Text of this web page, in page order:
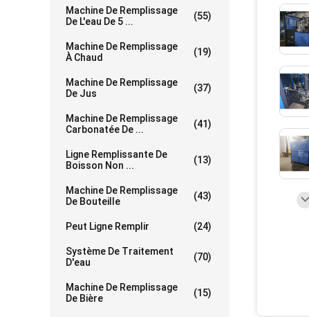
Machine De Remplissage
De L'eau De 5 ...
(55)
Machine De Remplissage
À Chaud
(19)
Machine De Remplissage
De Jus
(37)
Machine De Remplissage
Carbonatée De ...
(41)
Ligne Remplissante De
Boisson Non ...
(13)
Machine De Remplissage
De Bouteille
(43)
Peut Ligne Remplir (24)
Système De Traitement
D'eau
(70)
Machine De Remplissage
De Bière
(15)